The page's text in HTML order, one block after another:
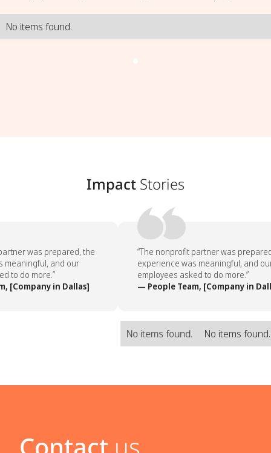
No items found.
Impact Stories
was prepared, the
and our
to do more.”
[Company in Dallas]
“The nonprofit partner was
experience was meaningful, and our
employees asked to do more.”
— People Team, [Company in
No items found. No items found.